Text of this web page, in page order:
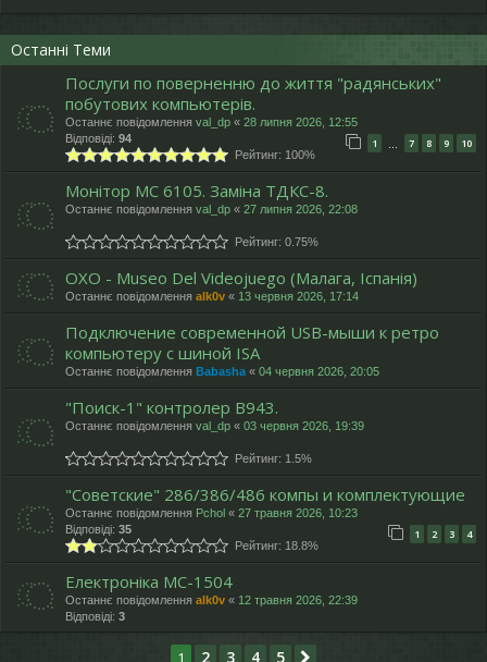
Останні Теми
Послуги по поверненню до життя "радянських"
побутових компьютерів.
Останнє повідомлення val_dp « 28 липня 2026, 12:55
Відповіді: 94 1 … 7 8 9 10
Рейтинг: 100%
Монітор МС 6105. Заміна ТДКС-8.
Останнє повідомлення val_dp « 27 липня 2026, 22:08
Рейтинг: 0.75%
OXO - Museo Del Videojuego (Малага, Іспанія)
Останнє повідомлення alk0v « 13 червня 2026, 17:14
Подключение современной USB-мыши к ретро
компьютеру с шиной ISA
Останнє повідомлення Babasha « 04 червня 2026, 20:05
"Поиск-1" контролер В943.
Останнє повідомлення val_dp « 03 червня 2026, 19:39
Рейтинг: 1.5%
"Cоветские" 286/386/486 компы и комплектующие
Останнє повідомлення Pchol « 27 травня 2026, 10:23
Відповіді: 35 1 2 3 4
Рейтинг: 18.8%
Електроніка МС-1504
Останнє повідомлення alk0v « 12 травня 2026, 22:39
Відповіді: 3
1 2 3 4 5